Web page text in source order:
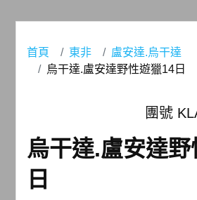
首頁 東非
盧安達.烏干達
烏干達.盧安達野性遊獵14日
團號
烏干達.盧安達
日